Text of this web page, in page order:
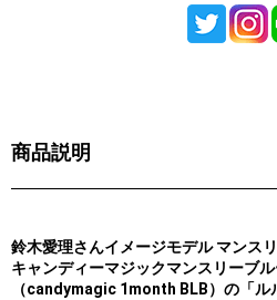
商品説明
鈴木愛理さんイメージモデル マンス
キャンディーマジックマンスリーブ
（candymagic 1month BLB）の「ル